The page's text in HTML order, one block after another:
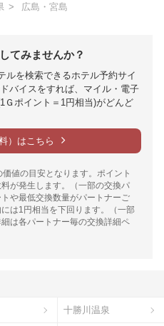
広島・宮島
てみませんか？
ルを検索できるホテル予約サイ
バイスをすれば、マイル・電子
Ｇポイント＝1円相当)がどんど
）はこちら
値の目安となります。ポイント
が発生します。（一部の交換パ
や最低交換数量がパートナーご
は1円相当を下回ります。（一部
は各パートナー毎の交換詳細ペ
十勝川温泉